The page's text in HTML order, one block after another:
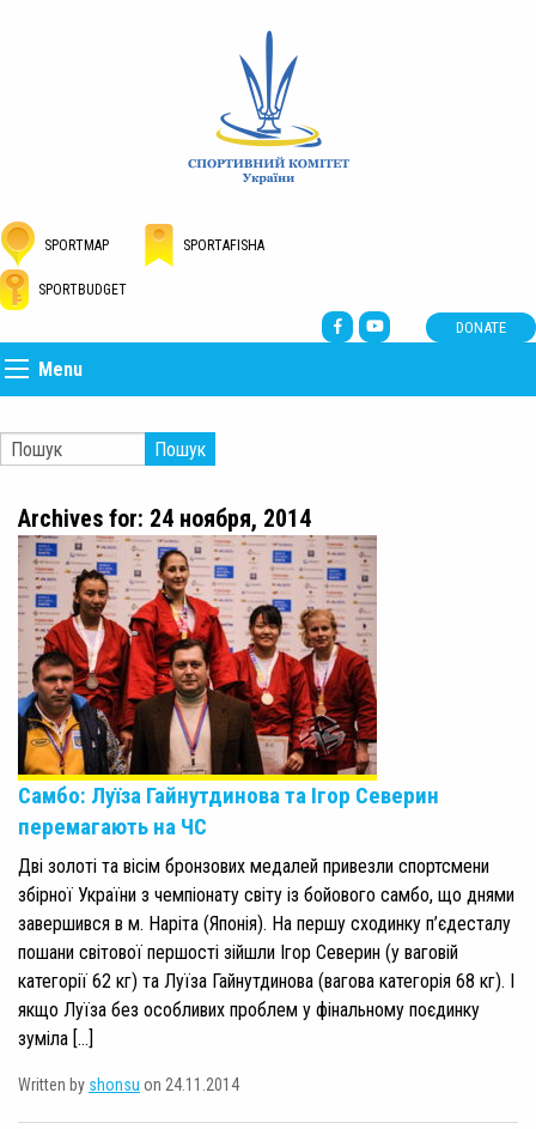
SPORTMAP SPORTAFISHA
SPORTBUDGET
DONATE
Menu
Пошук
Archives for: 24 ноября, 2014
Самбо: Луїза Гайнутдинова та Ігор Северин
перемагають на ЧС
Дві золоті та вісім бронзових медалей привезли спортсмени
збірної України з чемпіонату світу із бойового самбо, що днями
завершився в м. Наріта (Японія). На першу сходинку п’єдесталу
пошани світової першості зійшли Ігор Северин (у ваговій
категорії 62 кг) та Луїза Гайнутдинова (вагова категорія 68 кг). І
якщо Луїза без особливих проблем у фінальному поєдинку
зуміла […]
Written by shonsu on 24.11.2014